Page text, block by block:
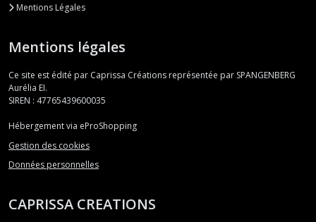
Mentions Légales
Mentions légales
Ce site est édité par Caprissa Créations représentée par SPANGENBERG
Aurélia EI.
SIREN : 47765439600035
Hébergement via eProShopping
Gestion des cookies
Données personnelles
CAPRISSA CREATIONS